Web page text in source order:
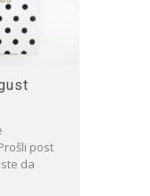
post
da